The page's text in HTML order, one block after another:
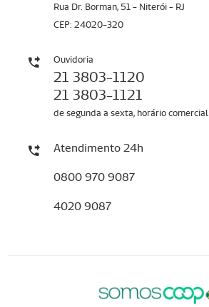
Rua Dr. Borman, 51 - Niterói - RJ
CEP: 24020-320
Ouvidoria
21 3803-1120
21 3803-1121
de segunda a sexta, horário comercial
Atendimento 24h
0800 970 9087
4020 9087